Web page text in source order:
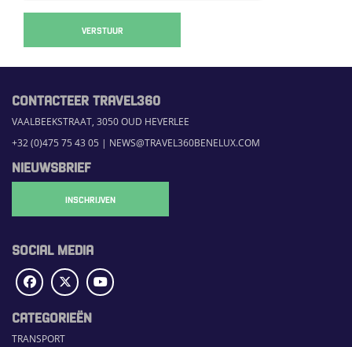
VERSTUUR
CONTACTEER TRAVEL360
VAALBEEKSTRAAT, 3050 OUD HEVERLEE
+32 (0)475 75 43 05 | NEWS@TRAVEL360BENELUX.COM
NIEUWSBRIEF
INSCHRIJVEN
SOCIAL MEDIA
CATEGORIEËN
TRANSPORT